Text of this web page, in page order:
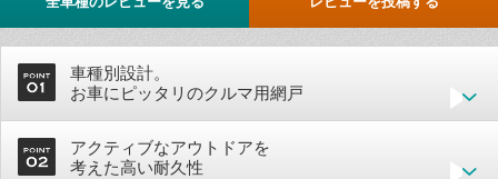
車種別設計。
お車にピッタリのクルマ用網戸
アクティブなアウトドアを
考えた高い耐久性